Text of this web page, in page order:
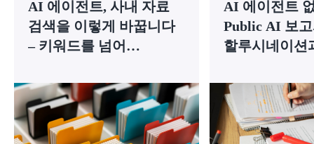
AI 에이전트, 사내 자료
검색을 이렇게 바꿉니다
– 키워드를 넘어
AI 에이전트
Public AI 보
할루시네이션